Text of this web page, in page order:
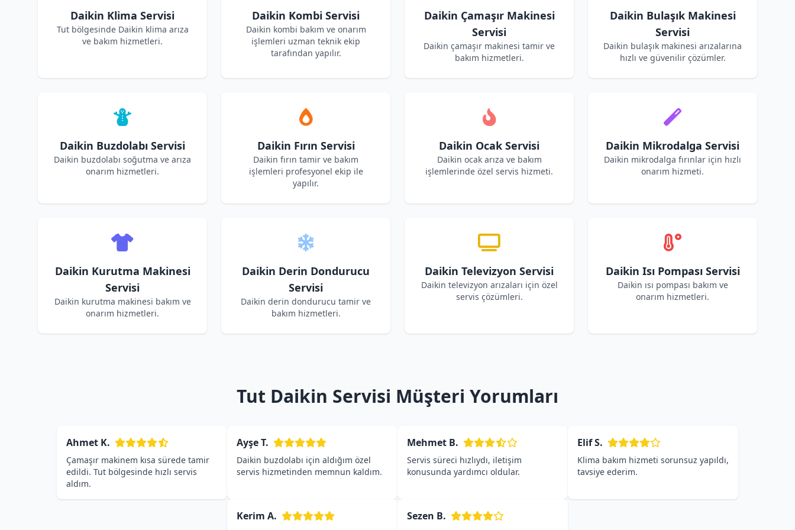
Daikin Klima Servisi
Tut bölgesinde Daikin klima arıza
ve bakım hizmetleri.
Daikin Kombi Servisi
Daikin kombi bakım ve onarım
işlemleri uzman teknik ekip
tarafından yapılır.
Daikin Çamaşır Makinesi
Servisi
Daikin çamaşır makinesi tamir ve
bakım hizmetleri.
Daikin Bulaşık Makinesi
Servisi
Daikin bulaşık makinesi arızalarına
hızlı ve güvenilir çözümler.
Daikin Buzdolabı Servisi
Daikin buzdolabı soğutma ve arıza
onarım hizmetleri.
Daikin Fırın Servisi
Daikin fırın tamir ve bakım
işlemleri profesyonel ekip ile
yapılır.
Daikin Ocak Servisi
Daikin ocak arıza ve bakım
işlemlerinde özel servis hizmeti.
Daikin Mikrodalga Servisi
Daikin mikrodalga fırınlar için hızlı
onarım hizmeti.
Daikin Kurutma Makinesi
Servisi
Daikin kurutma makinesi bakım ve
onarım hizmetleri.
Daikin Derin Dondurucu
Servisi
Daikin derin dondurucu tamir ve
bakım hizmetleri.
Daikin Televizyon Servisi
Daikin televizyon arızaları için özel
servis çözümleri.
Daikin Isı Pompası Servisi
Daikin ısı pompası bakım ve
onarım hizmetleri.
Tut Daikin Servisi Müşteri Yorumları
Ahmet K.
Çamaşır makinem kısa sürede tamir
edildi. Tut bölgesinde hızlı servis
aldım.
Ayşe T.
Daikin buzdolabı için aldığım özel
servis hizmetinden memnun kaldım.
Mehmet B.
Servis süreci hızlıydı, iletişim
konusunda yardımcı oldular.
Elif S.
Klima bakım hizmeti sorunsuz yapıldı,
tavsiye ederim.
Kerim A. Sezen B.